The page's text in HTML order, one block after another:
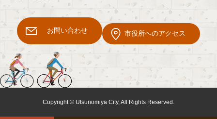
お問い合わせ 市役所へのアクセス
Copyright © Utsunomiya City, All Rights Reserved.